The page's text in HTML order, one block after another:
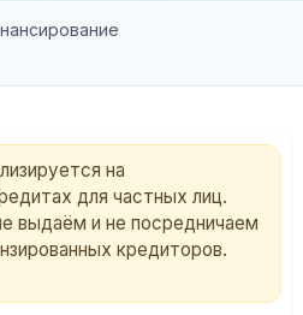
на
для частных лиц.
выдаём и не посредничаем
кредиторов.